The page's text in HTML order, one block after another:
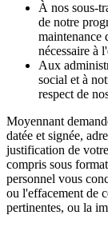
À nos sous-
de notre
maintenance
nécessaire à
Aux
social et à
respect de
Moyennant
datée et signée,
justification de
compris sous
personnel vous
ou l'effacement de
pertinentes, ou la